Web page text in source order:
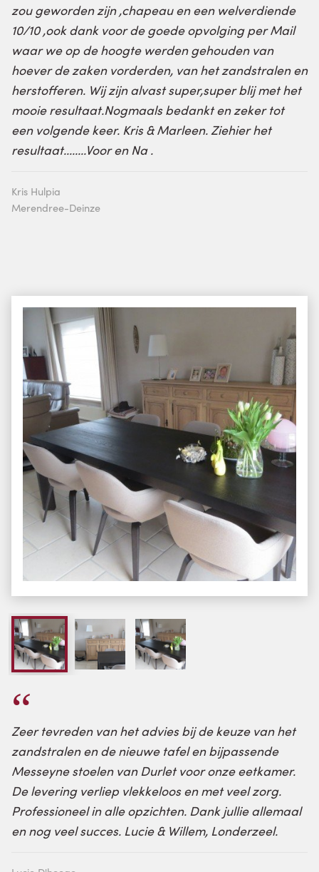
zou geworden zijn ,chapeau en een welverdiende
10/10 ,ook dank voor de goede opvolging per Mail
waar we op de hoogte werden gehouden van
hoever de zaken vorderden, van het zandstralen en
herstofferen. Wij zijn alvast super,super blij met het
mooie resultaat.Nogmaals bedankt en zeker tot
een volgende keer. Kris & Marleen. Ziehier het
resultaat........Voor en Na .
Kris Hulpia
Merendree-Deinze
Zeer tevreden van het advies bij de keuze van het
zandstralen en de nieuwe tafel en bijpassende
Messeyne stoelen van Durletvoor onze eetkamer.
De levering verliep vlekkeloos en met veel zorg.
Professioneel in alle opzichten. Dank jullie allemaal
en nog veel succes. Lucie & Willem, Londerzeel.